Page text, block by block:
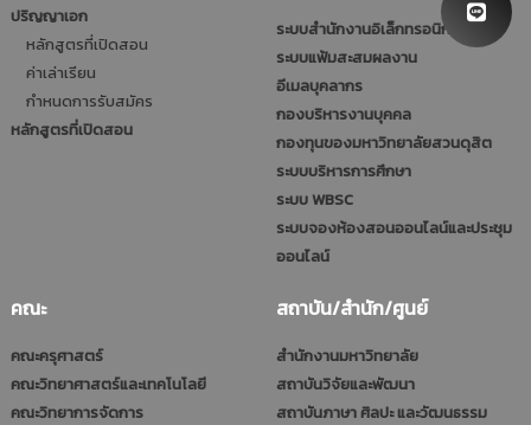
ปริญญาเอก
หลักสูตรที่เปิดสอน
ค่าเล่าเรียน
กำหนดการรับสมัคร
หลักสูตรที่เปิดสอน
ระบบสำนักงานอิเล็กทรอนิกส์
ระบบแฟ้มสะสมผลงาน
อีเมลบุคลากร
กองบริหารงานบุคคล
กองทุนของมหาวิทยาลัยสวนดุสิต
ระบบบริหารการศึกษา
ระบบ WBSC
ระบบจองห้องสอนออนไลน์และประชุม
ออนไลน์
คณะ
คณะครุศาสตร์
คณะวิทยาศาสตร์และเทคโนโลยี
คณะวิทยาการจัดการ
สถาบัน/สำนัก/ศูนย์
สำนักงานมหาวิทยาลัย
สถาบันวิจัยและพัฒนา
สถาบันภาษา ศิลปะ และวัฒนธรรม